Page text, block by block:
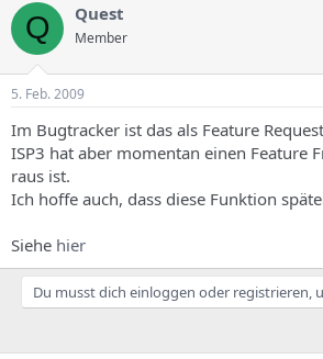
Q Quest
Member
5. Feb. 2009
Im Bugtracker ist das als Feature
ISP3 hat aber momentan einen Feature
raus ist.
Ich hoffe auch, dass diese Funktion
Siehe hier
Du musst dich einloggen oder registrieren,